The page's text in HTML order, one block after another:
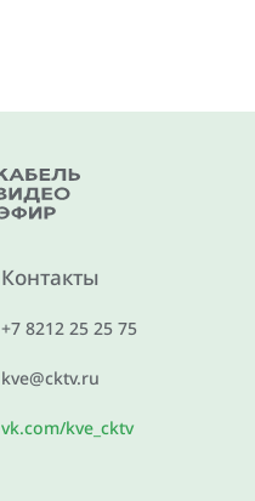
Контакты
+7 8212 25 25 75
kve@cktv.ru
vk.com/kve_cktv